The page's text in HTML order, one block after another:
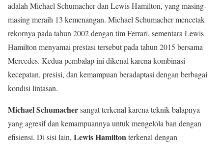
adalah Michael Schumacher dan Lewis Hamilton, yang masing-
masing meraih 13 kemenangan. Michael Schumacher mencetak
rekornya pada tahun 2002 dengan tim Ferrari, sementara Lewis
Hamilton menyamai prestasi tersebut pada tahun 2015 bersama
Mercedes. Kedua pembalap ini dikenal karena kombinasi
kecepatan, presisi, dan kemampuan beradaptasi dengan berbagai
kondisi lintasan.
Michael Schumachersangat terkenal karena teknik balapnya
yang agresif dan kemampuannya untuk mengelola ban dengan
efisiensi. Di sisi lain, Lewis Hamiltonterkenal dengan